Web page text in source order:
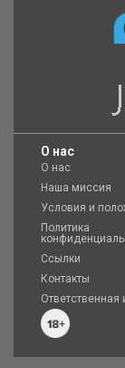
O нас
О нас
Наша миссия
Условия и
Политика
Ссылки
Контакты
Ответственная